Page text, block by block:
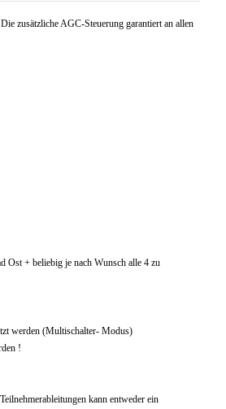
zusätzliche AGC-Steuerung garantiert an allen
Ost + beliebig je nach Wunsch alle 4 zu
werden (Multischalter- Modus)
!
kann entweder ein